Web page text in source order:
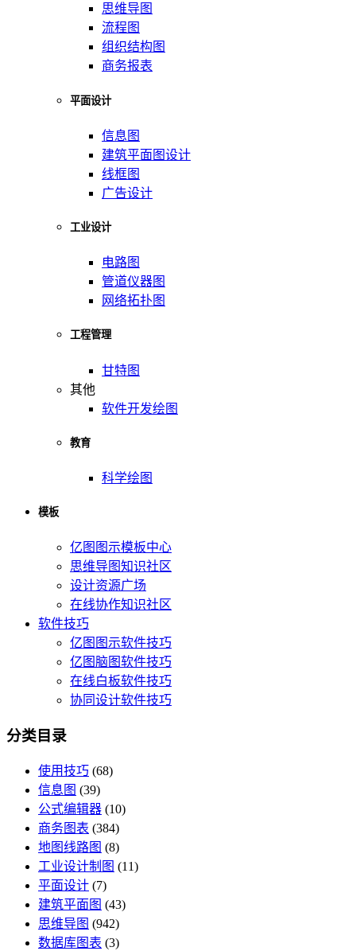
思维导图
流程图
组织结构图
商务报表
平面设计
信息图
建筑平面图设计
线框图
广告设计
工业设计
电路图
管道仪器图
网络拓扑图
工程管理
甘特图
其他
软件开发绘图
教育
科学绘图
模板
亿图图示模板中心
思维导图知识社区
设计资源广场
在线协作知识社区
软件技巧
亿图图示软件技巧
亿图脑图软件技巧
在线白板软件技巧
协同设计软件技巧
分类目录
使用技巧 (68)
信息图 (39)
公式编辑器 (10)
商务图表 (384)
地图线路图 (8)
工业设计制图 (11)
平面设计 (7)
建筑平面图 (43)
思维导图 (942)
数据库图表 (3)